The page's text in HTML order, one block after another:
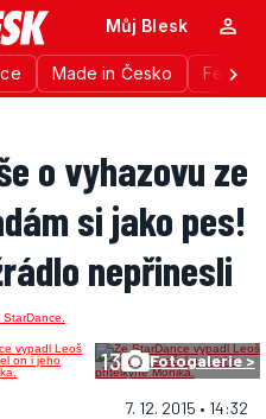
Made in Česko
Můj Blesk
o vyhazovu ze
si jako pes!
nepřinesli
13 Fotogalerie >
7. 12. 2015 • 14:32